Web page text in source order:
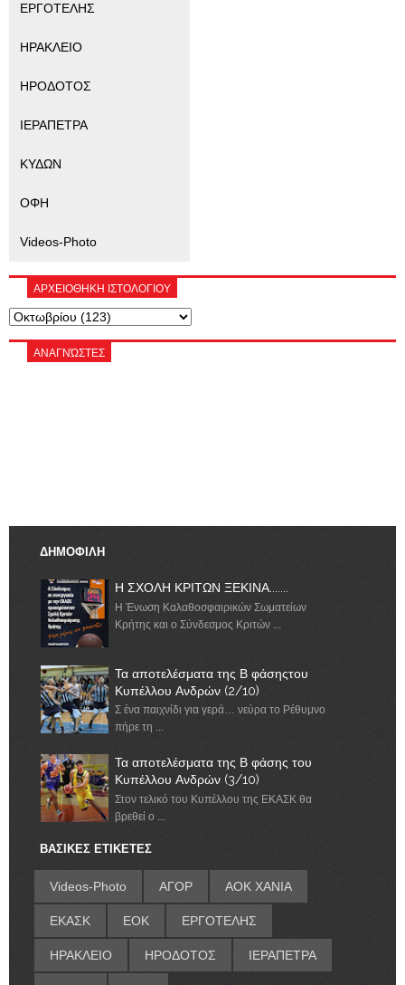
ΕΡΓΟΤΕΛΗΣ
ΗΡΑΚΛΕΙΟ
ΗΡΟΔΟΤΟΣ
ΙΕΡΑΠΕΤΡΑ
ΚΥΔΩΝ
ΟΦΗ
Videos-Photo
ΑΡΧΕΙΟΘΗΚΗ ΙΣΤΟΛΟΓΙΟΥ
ΑΝΑΓΝΏΣΤΕΣ
ΔΗΜΟΦΙΛΗ
Η ΣΧΟΛΗ ΚΡΙΤΩΝ ΞΕΚΙΝΑ.......
Η Ένωση Καλαθοσφαιρικών Σωματείων
Κρήτης και ο Σύνδεσμος Κριτών ...
Τα αποτελέσματα της Β φάσηςτου
Κυπέλλου Ανδρών (2/10)
Σ ένα παιχνίδι για γερά… νεύρα το Ρέθυμνο
πήρε τη ...
Τα αποτελέσματα της Β φάσης του
Κυπέλλου Ανδρών (3/10)
Στον τελικό του Κυπέλλου της ΕΚΑΣΚ θα
βρεθεί ο ...
ΒΑΣΙΚΕΣ ΕΤΙΚΕΤΕΣ
Videos-Photo ΑΓΟΡ ΑΟΚ ΧΑΝΙΑ
ΕΚΑΣΚ ΕΟΚ ΕΡΓΟΤΕΛΗΣ
ΗΡΑΚΛΕΙΟ ΗΡΟΔΟΤΟΣ ΙΕΡΑΠΕΤΡΑ